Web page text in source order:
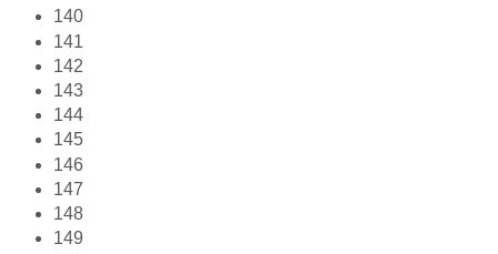
140
141
142
143
144
145
146
147
148
149